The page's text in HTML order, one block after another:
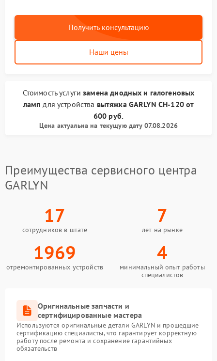
Получить консультацию
Наши цены
Стоимость услугизамена диодных и галогеновых
ламп для устройства вытяжка GARLYN CH-120от
600 руб.
Цена актуальна на текущую дату 07.08.2026
Преимущества сервисного центра
GARLYN
17
сотрудников в штате
7
лет на рынке
1969
отремонтированных устройств
4
минимальный опыт работы
специалистов
Оригинальные запчасти и
сертифицированные мастера
Используются оригинальные детали GARLYN и прошедшие
сертификацию специалисты, что гарантирует корректную
работу после ремонта и сохранение гарантийных
обязательств